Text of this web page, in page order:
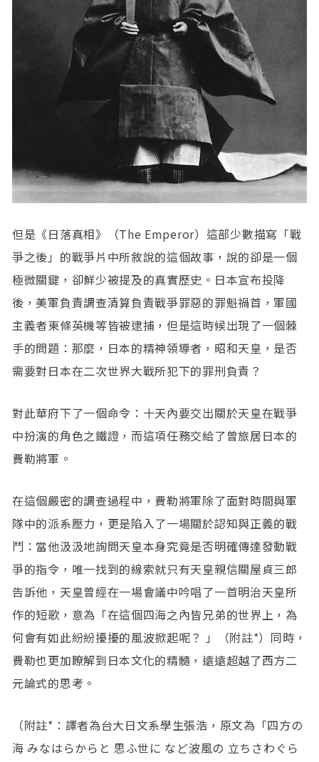
但是《日落真相》（The Emperor）這部少數描寫「戰
爭之後」的戰爭片中所敘說的這個故事，說的卻是一個
極微關鍵，卻鮮少被提及的真實歷史。日本宣布投降
後，美軍負責調查清算負責戰爭罪惡的罪魁禍首，軍國
主義者東條英機等皆被逮捕，但是這時候出現了一個棘
手的問題：那麼，日本的精神領導者，昭和天皇，是否
需要對日本在二次世界大戰所犯下的罪刑負責？
對此華府下了一個命令：十天內要交出關於天皇在戰爭
中扮演的角色之鐵證，而這項任務交給了曾旅居日本的
費勒將軍。
在這個嚴密的調查過程中，費勒將軍除了面對時間與軍
隊中的派系壓力，更是陷入了一場關於認知與正義的戰
鬥：當他汲汲地詢問天皇本身究竟是否明確傳達發動戰
爭的指令，唯一找到的線索就只有天皇親信關屋貞三郎
告訴他，天皇曾經在一場會議中吟唱了一首明治天皇所
作的短歌，意為「在這個四海之內皆兄弟的世界上，為
何會有如此紛紛擾擾的風波掀起呢？ 」（附註*）同時，
費勒也更加瞭解到日本文化的精髓，遠遠超越了西方二
元論式的思考。
（附註*：譯者為台大日文系學生張浩，原文為「四方の
海 みなはらからと 思ふ世に など波風の 立ちさわぐら